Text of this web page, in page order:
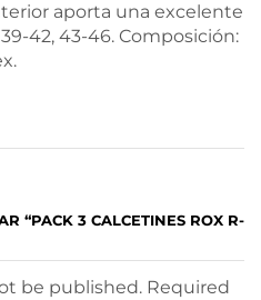
aporta una excelente
42, 43-46. Composición:
“PACK 3 CALCETINES ROX R-
be published. Required